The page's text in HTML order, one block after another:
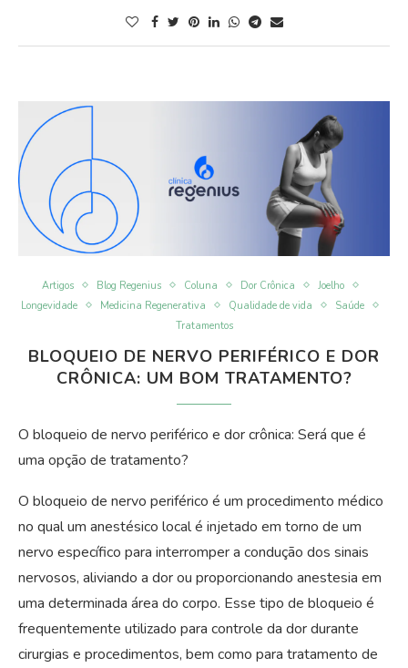
Artigos Blog Regenius Coluna Dor Crônica
Joelho
Longevidade
Medicina Regenerativa Qualidade de vida
Saúde
Tratamentos
BLOQUEIO DE NERVO PERIFÉRICO E DOR
CRÔNICA: UM BOM TRATAMENTO?
O bloqueio de nervo periférico e dor crônica: Será que é
uma opção de tratamento?
O bloqueio de nervo periférico é um procedimento médico
no qual um anestésico local é injetado em torno de um
nervo específico para interromper a condução dos sinais
nervosos, aliviando a dor ou proporcionando anestesia em
uma determinada área do corpo. Esse tipo de bloqueio é
frequentemente utilizado para controle da dor durante
cirurgias e procedimentos, bem como para tratamento de